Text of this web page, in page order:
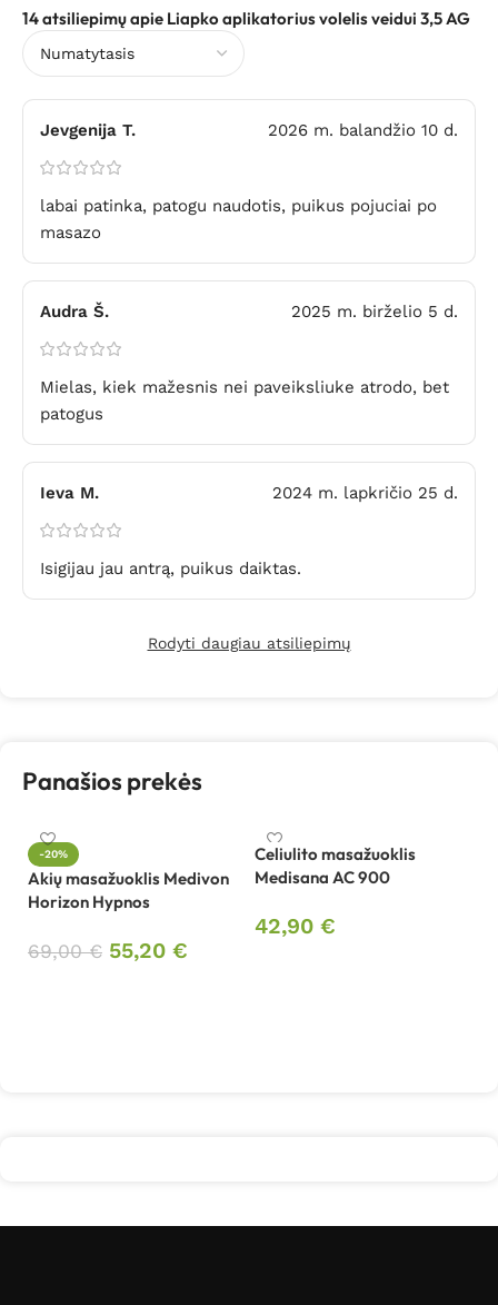
14 atsiliepimų apie Liapko aplikatorius volelis veidui 3,5 AG
Jevgenija T. 2026 m. balandžio 10 d.
labai patinka, patogu naudotis, puikus pojuciai po
masazo
Audra Š. 2025 m. birželio 5 d.
Mielas, kiek mažesnis nei paveiksliuke atrodo, bet
patogus
Ieva M. 2024 m. lapkričio 25 d.
Isigijau jau antrą, puikus daiktas.
Rodyti daugiau atsiliepimų
Panašios prekės
-20%
Akių masažuoklis Medivon
Horizon Hypnos
69,00€ 55,20 €
Celiulito masažuoklis
Medisana AC 900
42,90 €